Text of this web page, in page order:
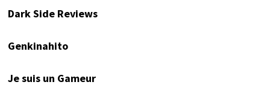
Dark Side Reviews
Genkinahito
Je suis un Gameur